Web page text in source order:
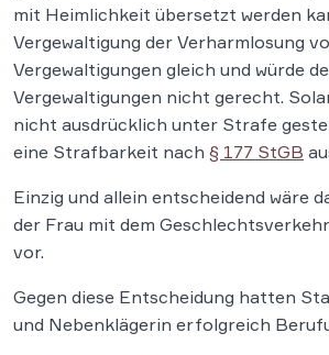
mit Heimlichkeit übersetzt werden
Vergewaltigung der Verharmlosung
Vergewaltigungen gleich und würde
Vergewaltigungen nicht gerecht.
nicht ausdrücklich unter Strafe
eine Strafbarkeit nach § 177 StGB
Einzig und allein entscheidend wäre
der Frau mit dem
vor.
Gegen diese Entscheidung hatten
und Nebenklägerin erfolgreich